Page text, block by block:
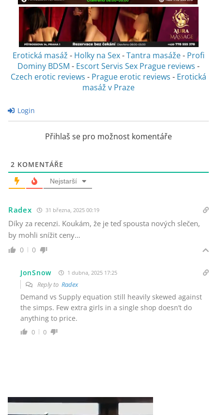
Erotická masáž - Holky na Sex-Tantra masáže- Profi
Dominy BDSM - Escort Servis Sex Prague reviews -
Czech erotic reviews - Prague erotic reviews - Erotická
masáž v Praze
Login
Přihlaš se pro možnost komentáře
2 KOMENTÁŘE
Nejstarší
Radex 31 března, 2025 00:19
Díky za recenzi. Koukám, že je teď spousta nových slečen,
by mohli snížit ceny…
0 0
JonSnow 1 dubna, 2025 17:25
Reply to Radex
Demand vs Supply equation still heavily skewed against
the simps. Few extra girls in a single shop doesn’t do
anything to price.
0 0